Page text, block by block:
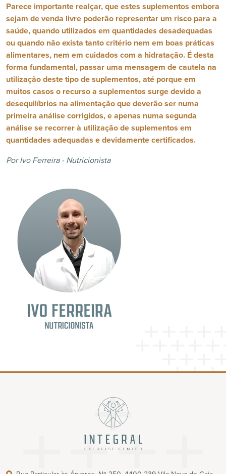
Parece importante realçar, que estes suplementos embora
sejam de venda livre poderão representar um risco para a
saúde, quando utilizados em quantidades desadequadas
ou quando não exista tanto critério nem em boas práticas
alimentares, nem em cuidados com a hidratação. É desta
forma fundamental, passar uma mensagem de cautela na
utilização deste tipo de suplementos, até porque em
muitos casos o recurso a suplementos surge devido a
desequilíbrios na alimentação que deverão ser numa
primeira análise corrigidos, e apenas numa segunda
análise se recorrer à utilização de suplementos em
quantidades adequadas e devidamente certificados.
Por Ivo Ferreira - Nutricionista